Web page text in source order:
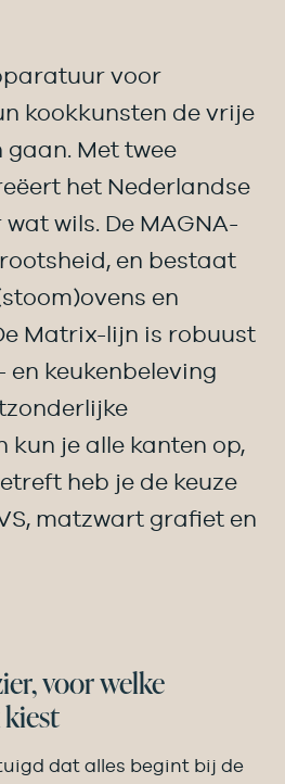
voor
kookkunsten de vrije
Met twee
het Nederlandse
wils. De MAGNA-
en bestaat
en
Matrix-lijn is robuust
en keukenbeleving
je alle kanten op,
heb je de keuze
matzwart grafiet en
voor welke
dat alles begint bij de